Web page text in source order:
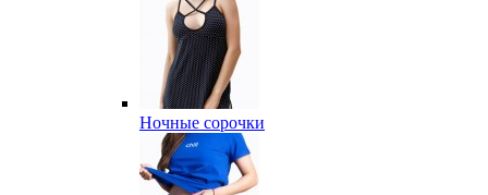
Ночные сорочки